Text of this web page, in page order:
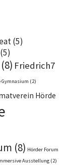
(5)
(5)
(8) Friedrich7
Gymnasium (2)
Hörde
(8) Hörder Forum
Ausstellung (2)